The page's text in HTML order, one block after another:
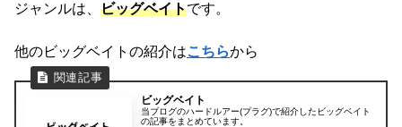
ジャンルは、 ビッグベイトです。
他のビッグベイトの紹介はこちらから
ビッグベイト
当ブログのハードルアー(プラグ)で紹介したビッグベイト
の記事をまとめています。